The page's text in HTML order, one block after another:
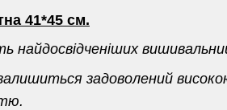
41*45 см.
найдосвідченіших
задоволений